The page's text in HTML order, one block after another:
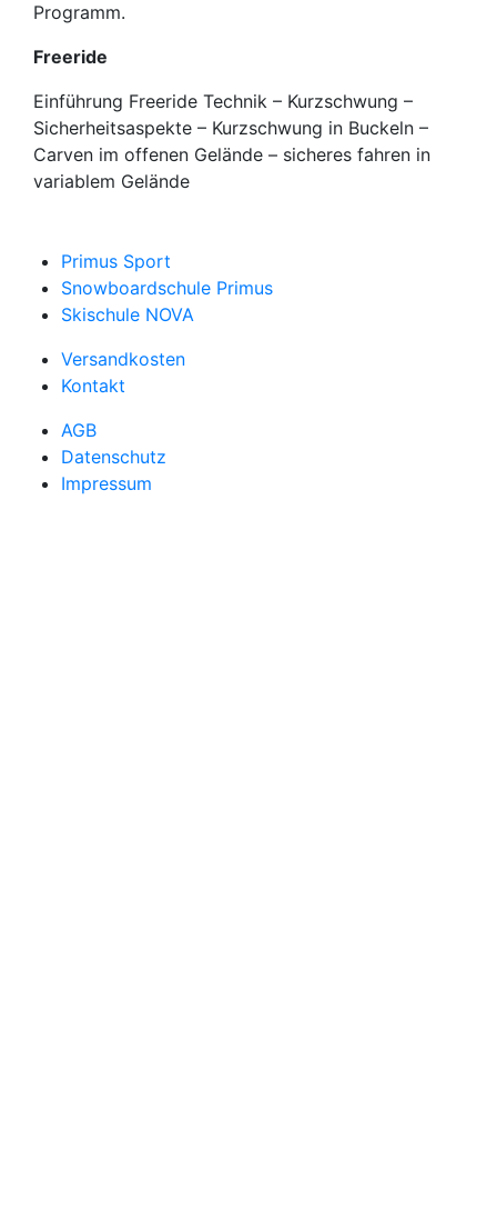
Programm.
Freeride
Einführung Freeride Technik – Kurzschwung –
Sicherheitsaspekte – Kurzschwung in Buckeln –
Carven im offenen Gelände – sicheres fahren in
variablem Gelände
Primus Sport
Snowboardschule Primus
Skischule NOVA
Versandkosten
Kontakt
AGB
Datenschutz
Impressum